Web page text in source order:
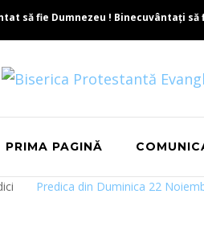
să fie Dumnezeu ! Binecuvântați
PRIMA PAGINĂ
Predica din Duminica 22